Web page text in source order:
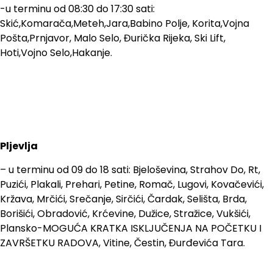
-u terminu od 08:30 do 17:30 sati:
Skić,Komarača,Meteh,Jara,Babino Polje, Korita,Vojna
Pošta,Prnjavor, Malo Selo, Đurička Rijeka, Ski Lift,
Hoti,Vojno Selo,Hakanje.
Pljevlja
– u terminu od 09 do 18 sati: Bjeloševina, Strahov Do, Rt,
Puzići, Plakali, Prehari, Petine, Romač, Lugovi, Kovačevići,
Kržava, Mrčići, Srečanje, Sirčići, Čardak, Selišta, Brda,
Borišići, Obradović, Krćevine, Dužice, Stražice, Vukšići,
Plansko-MOGUĆA KRATKA ISKLJUČENJA NA POČETKU I
ZAVRŠETKU RADOVA, Vitine, Čestin, Đurđevića Tara.